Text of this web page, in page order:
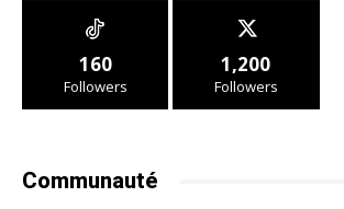
160
Followers
1,200
Followers
Communauté